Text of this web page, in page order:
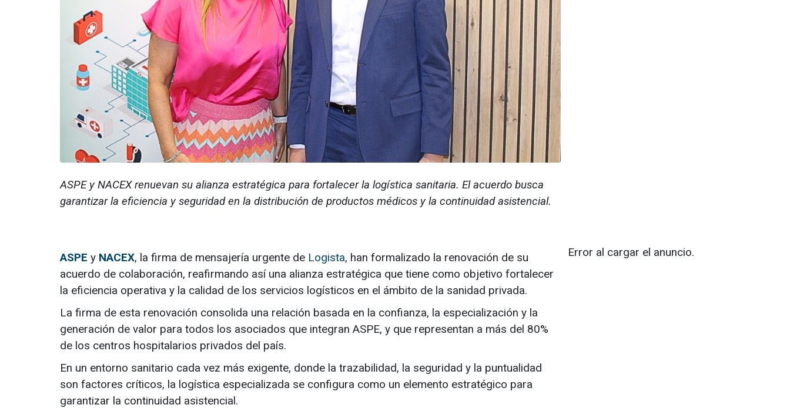
ASPE y NACEX renuevan su alianza estratégica para fortalecer la logística sanitaria. El acuerdo busca
garantizar la eficiencia y seguridad en la distribución de productos médicos y la continuidad asistencial.
ASPE y NACEX, la firma de mensajería urgente de Logista, han formalizado la renovación de su
acuerdo de colaboración, reafirmando así una alianza estratégica que tiene como objetivo fortalecer
la eficiencia operativa y la calidad de los servicios logísticos en el ámbito de la sanidad privada.
La firma de esta renovación consolida una relación basada en la confianza, la especialización y la
generación de valor para todos los asociados que integran ASPE, y que representan a más del 80%
de los centros hospitalarios privados del país.
En un entorno sanitario cada vez más exigente, donde la trazabilidad, la seguridad y la puntualidad
son factores críticos, la logística especializada se configura como un elemento estratégico para
garantizar la continuidad asistencial.
Error al cargar el anuncio.